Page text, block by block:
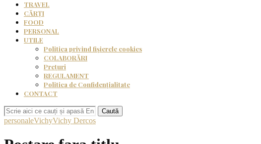
TRAVEL
CĂRȚI
FOOD
PERSONAL
UTILE
Politica privind fișierele cookies
COLABORĂRI
Prețuri
REGULAMENT
Politica de Confidențialitate
CONTACT
Caută
personaleVichyVichy Dercos